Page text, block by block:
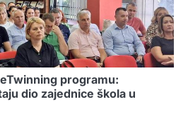
programu:
dio zajednice škola u